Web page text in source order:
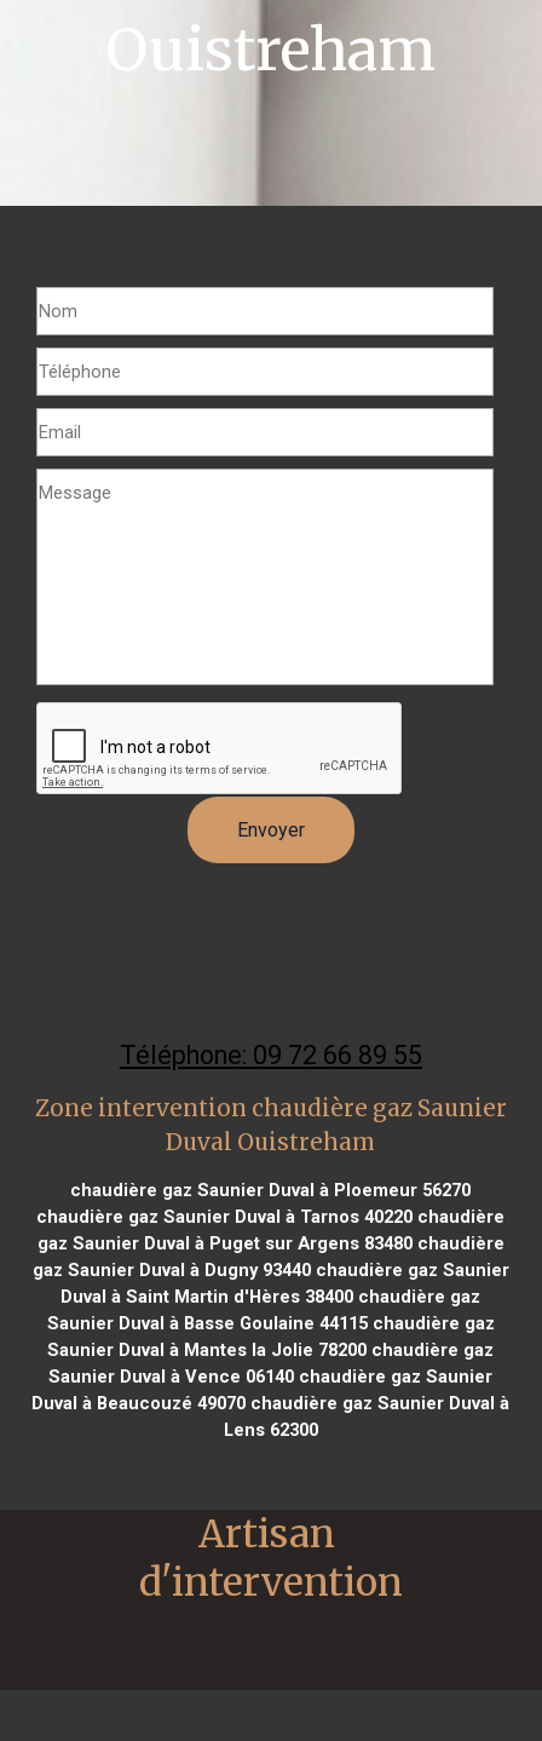
Ouistreham
Téléphone: 09 72 66 89 55
Zone intervention chaudière gaz Saunier
Duval Ouistreham
chaudière gaz Saunier Duval à Ploemeur 56270
chaudière gaz Saunier Duval à Tarnos 40220 chaudière
gaz Saunier Duval à Puget sur Argens 83480chaudière
gaz Saunier Duval à Dugny 93440chaudière gaz Saunier
Duval à Saint Martin d'Hères 38400 chaudière gaz
Saunier Duval à Basse Goulaine 44115chaudière gaz
Saunier Duval à Mantes la Jolie 78200 chaudière gaz
Saunier Duval à Vence 06140 chaudière gaz Saunier
Duval à Beaucouzé 49070 chaudière gaz Saunier Duval à
Lens 62300
Artisan
d'intervention